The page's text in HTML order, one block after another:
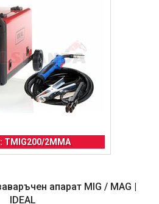
TMIG200/2MMA
апарат MIG / MAG |
IDEAL